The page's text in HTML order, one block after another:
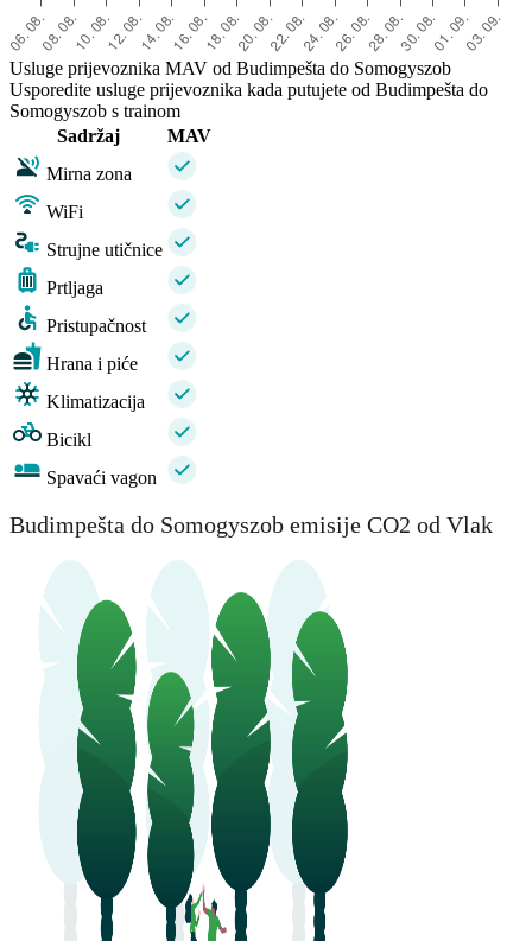
Usluge prijevoznika MAV od Budimpešta do Somogyszob
Usporedite usluge prijevoznika kada putujete od Budimpešta do
Somogyszob s trainom
Sadržaj
MAV
Mirna zona
WiFi
Strujne utičnice
Prtljaga
Pristupačnost
Hrana i piće
Klimatizacija
Bicikl
Spavaći vagon
Budimpešta do Somogyszob emisije CO2 od Vlak